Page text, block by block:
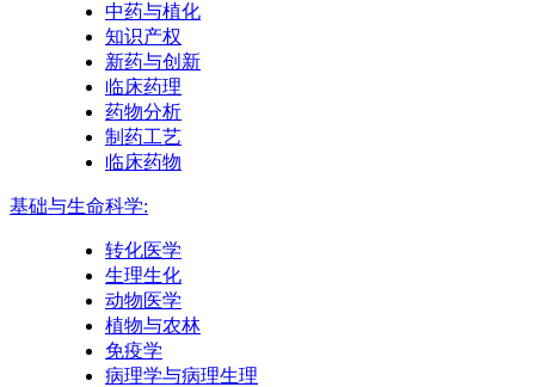
中药与植化
知识产权
新药与创新
临床药理
药物分析
制药工艺
临床药物
基础与生命科学:
转化医学
生理生化
动物医学
植物与农林
免疫学
病理学与病理生理